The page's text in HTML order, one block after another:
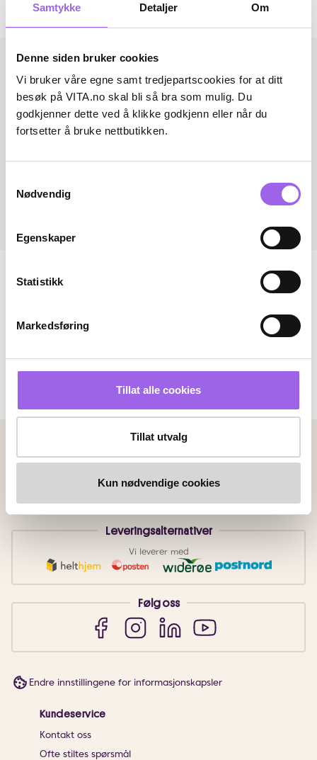
Samtykke Detaljer Om
Denne siden bruker cookies
Vi bruker våre egne samt tredjepartscookies for at ditt
besøk på VITA.no skal bli så bra som mulig. Du
godkjenner dette ved å klikke godkjenn eller når du
fortsetter å bruke nettbutikken.
Nødvendig
Egenskaper
Statistikk
Markedsføring
Tillat alle cookies
Tillat utvalg
Kun nødvendige cookies
Andre har også kjøpt..
Betalingsmetoder
FakturaVippsKortbetaling
Leveringsalternativer
Vi leverer med
Følg oss
Endre innstillingene for informasjonskapsler
Kundeservice
Kontakt oss
Ofte stiltes spørsmål